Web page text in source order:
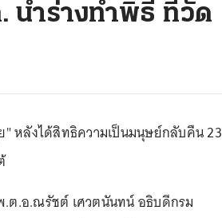
นำร่างทำพิธี ที่วัด
หลังได้สิทธิความเป็นมนุษย์กลับคืน 23
.ต.อ.ณรัชต์ เศวตนันทน์ อธิบดีกรม